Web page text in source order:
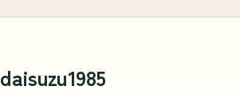
daisuzu1985